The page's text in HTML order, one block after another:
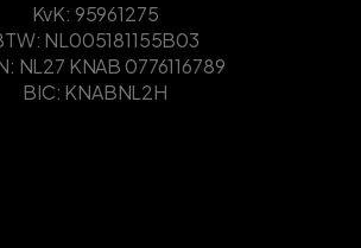
KvK: 95961275
NL005181155B03
NL27 KNAB 0776116789
BIC: KNABNL2H